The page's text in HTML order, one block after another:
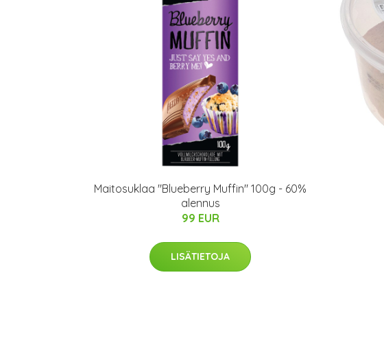
Maitosuklaa "Blueberry Muffin" 100g - 60%
alennus
99 EUR
LISÄTIETOJA